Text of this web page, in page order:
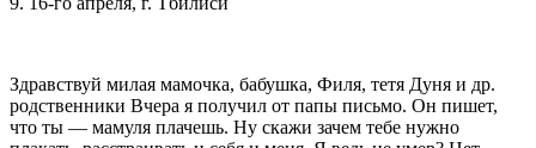
Здравствуй милая мамочка, бабушка, Филя, тетя Дуня и др.
родственники Вчера я получил от папы письмо. Он пишет,
что ты — мамуля плачешь. Ну скажи зачем тебе нужно